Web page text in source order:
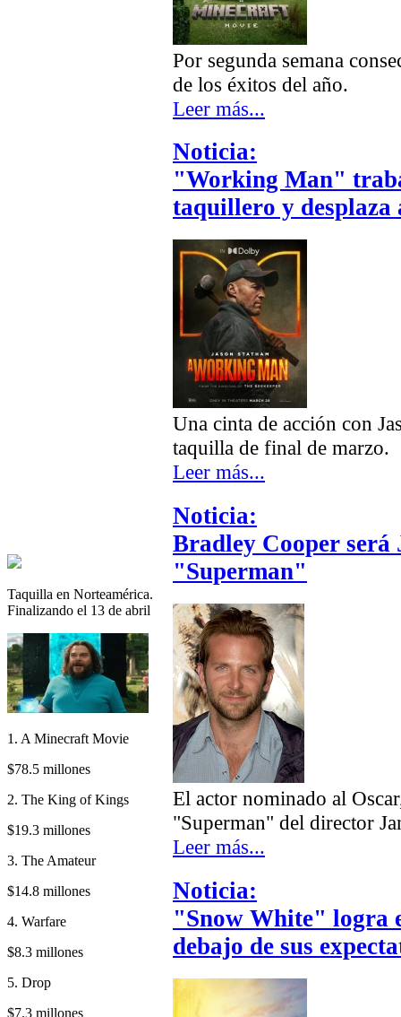
Taquilla en Norteamérica.
Finalizando el 13 de abril
1. A Minecraft Movie
$78.5 millones
2. The King of Kings
$19.3 millones
3. The Amateur
$14.8 millones
4. Warfare
$8.3 millones
5. Drop
$7.3 millones
Por segunda semana
de los éxitos del año.
Leer más...
Noticia:
"Working Man"
taquillero y
Una cinta de acción con
taquilla de final de marzo.
Leer más...
Noticia:
Bradley Cooper será
"Superman"
El actor nominado al
"Superman" del director
Leer más...
Noticia:
"Snow White" logra
debajo de sus